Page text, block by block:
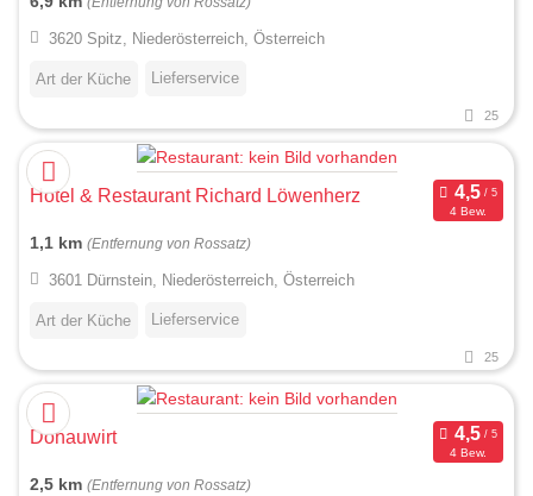
3620 Spitz, Niederösterreich, Österreich
Art der Küche Lieferservice
25
Hotel & Restaurant Richard Löwenherz
4 Bew.
1,1 km (Entfernung von Rossatz)
3601 Dürnstein, Niederösterreich, Österreich
Art der Küche Lieferservice
25
Donauwirt
4 Bew.
2,5 km (Entfernung von Rossatz)